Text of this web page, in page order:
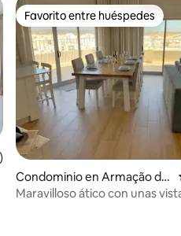
promedio: 4.98 de 5; 104
Favorito entre huéspedes
Favorito entre huéspedes
Condominio en Armação de
Pêra
Maravilloso ático con unas